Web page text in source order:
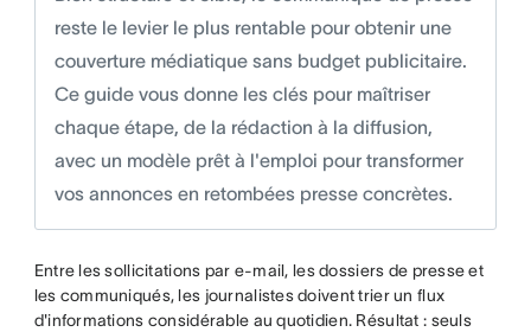
reste le levier le plus rentable pour obtenir une
couverture médiatique sans budget publicitaire.
Ce guide vous donne les clés pour maîtriser
chaque étape, de la rédaction à la diffusion,
avec un modèle prêt à l'emploi pour transformer
vos annonces en retombées presse concrètes.
Entre les sollicitations par e-mail, les dossiers de presse et
les communiqués, les journalistes doivent trier un flux
d'informations considérable au quotidien. Résultat : seuls